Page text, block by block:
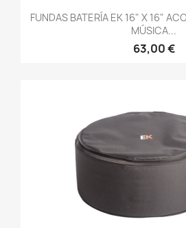
FUNDAS BATERÍA EK 16" X 16"
MÚSICA...
63,00 €